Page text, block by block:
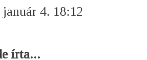
január 4. 18:12
írta...